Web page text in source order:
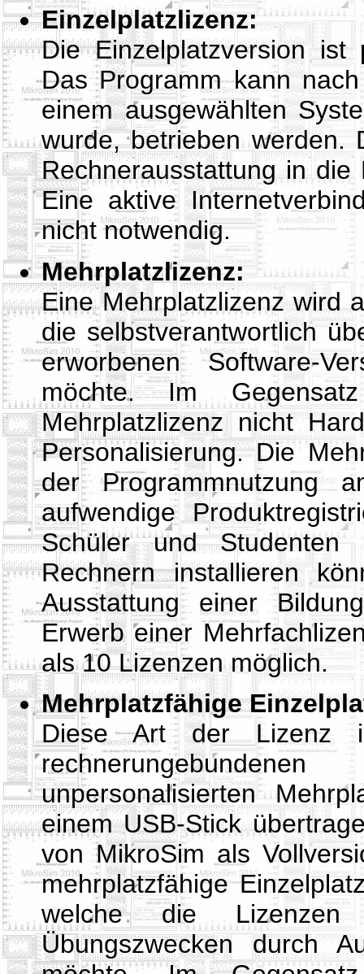
Einzelplatzlizenz:
Die Einzelplatzversion ist
Das Programm kann
einem ausgewählten
wurde, betrieben werden.
Rechnerausstattung in die
Eine aktive
nicht notwendig.
Mehrplatzlizenz:
Eine Mehrplatzlizenz wird
die selbstverantwortlich
erworbenen Software-
möchte. Im
Mehrplatzlizenz nicht
Personalisierung. Die
der Programmnutzung
aufwendige
Schüler und
Rechnern installieren
Ausstattung einer
Erwerb einer
als 10 Lizenzen möglich.
Mehrplatzfähige
Diese Art der Lizenz
unpersonalisierten
einem USB-Stick
von MikroSim als
mehrplatzfähige
welche die
Übungszwecken durch